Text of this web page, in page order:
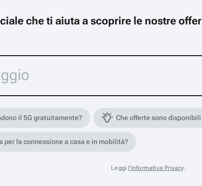
che ti aiuta a scoprire le nostre
il 5G gratuitamente? Che offerte sono
per la connessione a casa e in mobilità?
Leggi l'informativa Privacy.